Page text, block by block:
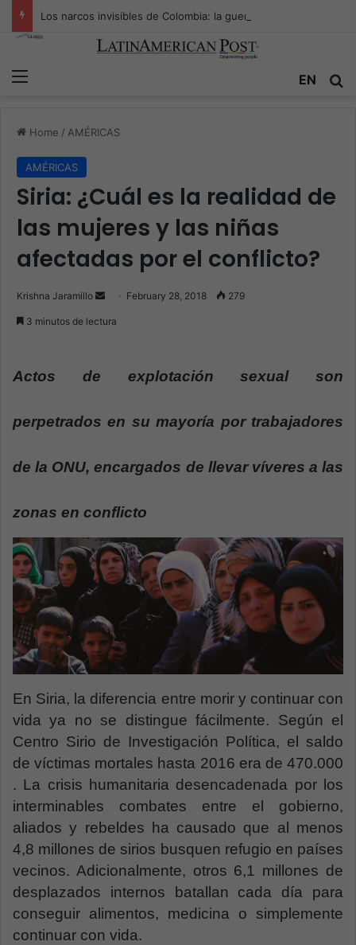
EN
Home / AMÉRICAS
AMÉRICAS
Siria: ¿Cuál es la realidad de
las mujeres y las niñas
afectadas por el conflicto?
Krishna Jaramillo
m
i
February 28, 2018 279
3 minutos de lectura
Actos de explotación sexual son
perpetrados en su mayoría por trabajadores
de la ONU, encargados de llevar víveres a las
zonas en conflicto
En Siria, la diferencia entre morir y continuar con
vida ya no se distingue fácilmente. Según el
Centro Sirio de Investigación Política, el saldo
de víctimas mortales hasta 2016 era de 470.000
. La crisis humanitaria desencadenada por los
interminables combates entre el gobierno,
aliados y rebeldes ha causado que al menos
4,8 millones de sirios busquen refugio en países
vecinos. Adicionalmente, otros 6,1 millones de
desplazados internos batallan cada día para
conseguir alimentos, medicina o simplemente
continuar con vida.